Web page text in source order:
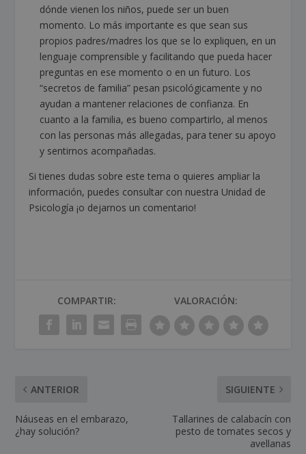
dónde vienen los niños, puede ser un buen
momento. Lo más importante es que sean sus
propios padres/madres los que se lo expliquen, en un
lenguaje comprensible y facilitando que pueda hacer
preguntas en ese momento o en un futuro. Los
“secretos de familia” pesan psicológicamente y no
ayudan a mantener relaciones de confianza. En
cuanto a la familia, es bueno compartirlo, al menos
con las personas más allegadas, para tener su apoyo
y sentirnos acompañadas.
Si tienes dudas sobre este tema o quieres ampliar la
información, puedes consultar con nuestra Unidad de
Psicología ¡o dejarnos un comentario!
COMPARTIR: VALORACIÓN:
ANTERIOR
Náuseas en el embarazo,
¿hay solución?
SIGUIENTE
Tallarines de calabacín con
pesto de tomates secos y
avellanas